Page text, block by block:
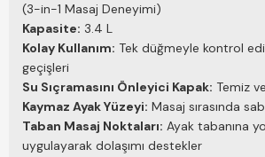
(3-in-1 Masaj Deneyimi)
Kapasite: 3.4 L
Kolay Kullanım: Tek düğmeyle kontrol
geçişleri
Su Sıçramasını Önleyici Kapak: Temiz
Kaymaz Ayak Yüzeyi: Masaj sırasında
Taban Masaj Noktaları: Ayak tabanına
uygulayarak dolaşımı destekler